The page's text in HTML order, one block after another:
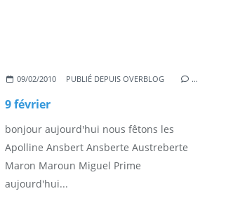
09/02/2010 PUBLIÉ DEPUIS OVERBLOG …
9 février
bonjour aujourd'hui nous fêtons les
Apolline Ansbert Ansberte Austreberte
Maron Maroun Miguel Prime
aujourd'hui...